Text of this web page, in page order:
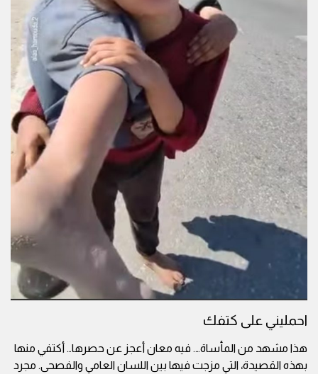
احمليني على كتفك
هذا مشهد من المأساة…. فيه معان أعجز عن حصرها… أكتفي منها
بهذه القصيدة، التي مزجت فيها بين اللسان العامي والفصحى. مجرد